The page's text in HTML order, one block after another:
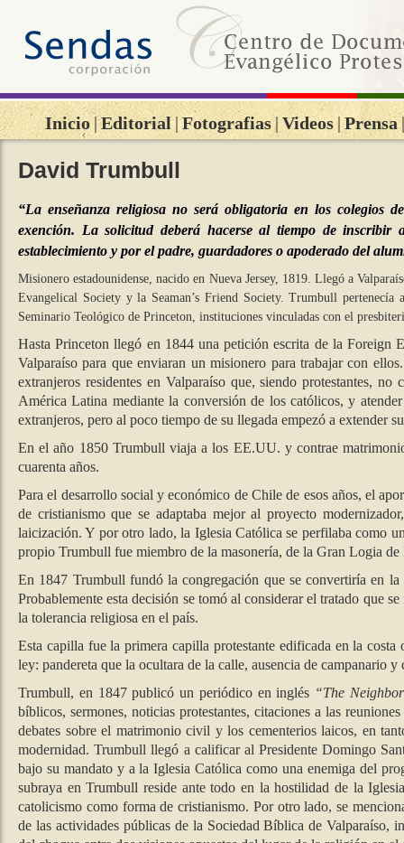
Inicio | Editorial | Fotografias | Videos | Prensa |
David Trumbull
“La enseñanza religiosa no será obligatoria en los colegios
exención. La solicitud deberá hacerse al tiempo de
establecimiento y por el padre, guardadores o apoderado del
Misionero estadounidense, nacido en Nueva Jersey, 1819. Llegó a
Evangelical Society y la Seaman’s Friend Society. Trumbull
Seminario Teológico de Princeton, instituciones vinculadas con el
Hasta Princeton llegó en 1844 una petición escrita de la Foreign
Valparaíso para que enviaran un misionero para trabajar con
extranjeros residentes en Valparaíso que, siendo protestantes,
América Latina mediante la conversión de los católicos, y
extranjeros, pero al poco tiempo de su llegada empezó a extender
En el año 1850 Trumbull viaja a los EE.UU. y contrae
cuarenta años.
Para el desarrollo social y económico de Chile de esos años, el
de cristianismo que se adaptaba mejor al proyecto
laicización. Y por otro lado, la Iglesia Católica se perfilaba como
propio Trumbull fue miembro de la masonería, de la Gran Logia de
En 1847 Trumbull fundó la congregación que se convertiría en
Probablemente esta decisión se tomó al considerar el tratado que
la tolerancia religiosa en el país.
Esta capilla fue la primera capilla protestante edificada en la
ley: pandereta que la ocultara de la calle, ausencia de campanario
Trumbull, en 1847 publicó un periódico en inglés “The
bíblicos, sermones, noticias protestantes, citaciones a las
debates sobre el matrimonio civil y los cementerios laicos, en
modernidad. Trumbull llegó a calificar al Presidente Domingo
bajo su mandato y a la Iglesia Católica como una enemiga del
subraya en Trumbull reside ante todo en la hostilidad de la
catolicismo como forma de cristianismo. Por otro lado, se
de las actividades públicas de la Sociedad Bíblica de Valparaíso,